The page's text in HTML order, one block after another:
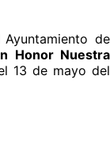
de
Honor Nuestra
13 de mayo del